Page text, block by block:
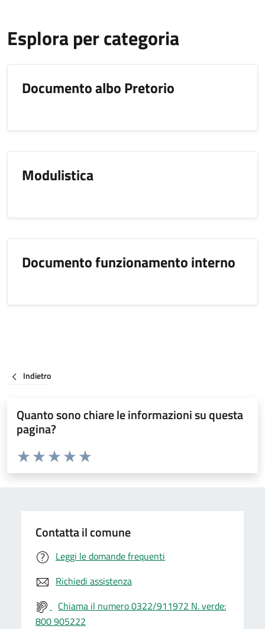
Esplora per categoria
Documento albo Pretorio
Modulistica
Documento funzionamento interno
Indietro
Quanto sono chiare le informazioni su questa
pagina?
Valuta da 1 a 5 stelle la pagina
Valuta 5 stelle su 5
Valuta 4 stelle su 5
Valuta 3 stelle su 5
Valuta 2 stelle su 5
Valuta 1 stelle su 5
Contatta il comune
Leggi le domande frequenti
Richiedi assistenza
Chiama il numero 0322/911972 N. verde:
800 905222